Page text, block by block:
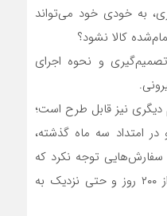
به خودی خود می‌تواند
کالا نشود؟
و نحوه اجرای
دیگری نیز قابل طرح است؛
(۱۰ تیرماه) و در امتداد سه ماه گذشته،
توجه نکرد که
در برخی موارد مربوط به بیش از ۲۰۰ روز و حتی نزدیک به